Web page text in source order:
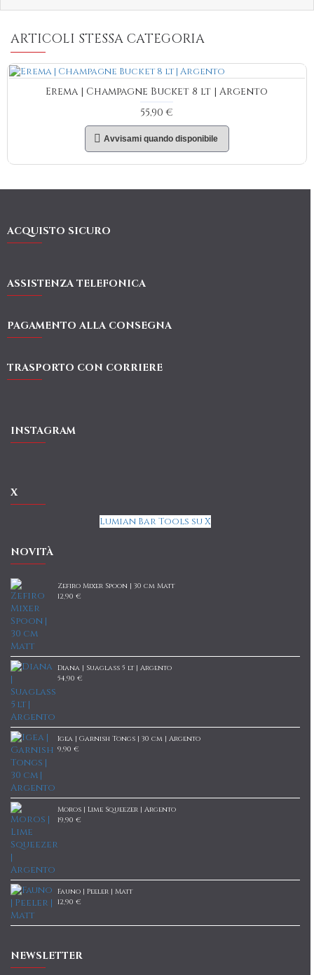
ARTICOLI STESSA CATEGORIA
Erema | Champagne Bucket 8 lt | Argento
55,90 €
Avvisami quando disponibile
ACQUISTO SICURO
ASSISTENZA TELEFONICA
PAGAMENTO ALLA CONSEGNA
TRASPORTO CON CORRIERE
INSTAGRAM
X
Lumian Bar Tools su X
NOVITÀ
Zefiro Mixer Spoon | 30 cm Matt
12,90 €
Diana | Suaglass 5 lt | Argento
54,90 €
Igea | Garnish Tongs | 30 cm | Argento
9,90 €
Moros | Lime Squeezer | Argento
19,90 €
Fauno | Peeler | Matt
12,90 €
NEWSLETTER